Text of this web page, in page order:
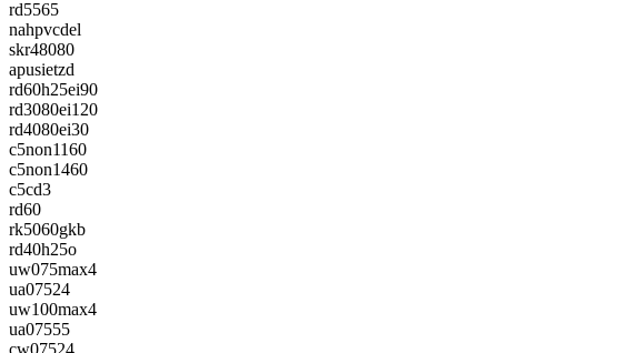
rd5565
nahpvcdel
skr48080
apusietzd
rd60h25ei90
rd3080ei120
rd4080ei30
c5non1160
c5non1460
c5cd3
rd60
rk5060gkb
rd40h25o
uw075max4
ua07524
uw100max4
ua07555